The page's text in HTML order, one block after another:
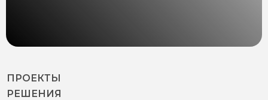
ПРОЕКТЫ
РЕШЕНИЯ